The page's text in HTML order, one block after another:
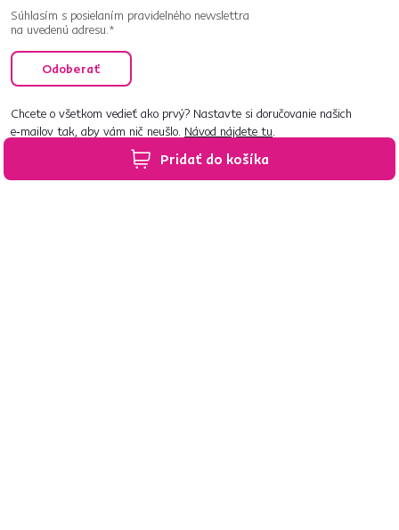
Pridať do košíka
Súhlasím s posielaním pravidelného newslettra
na uvedenú adresu.*
Odoberať
Chcete o všetkom vedieť ako prvý? Nastavte si doručovanie našich
e‑mailov tak, aby vám nič neušlo. Návod nájdete tu.